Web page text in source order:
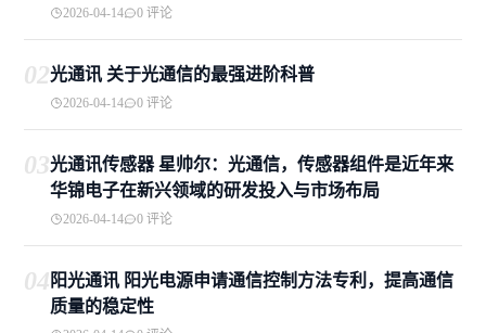
2026-04-14 0 评论
02光通讯 关于光通信的最强进阶科普
2026-04-14 0 评论
03光通讯传感器 星帅尔：光通信，传感器组件是近年来
华锦电子在新兴领域的研发投入与市场布局
2026-04-14 0 评论
04 阳光通讯 阳光电源申请通信控制方法专利，提高通信
质量的稳定性